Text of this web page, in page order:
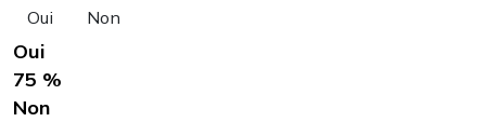
Oui Non
Oui
75 %
Non